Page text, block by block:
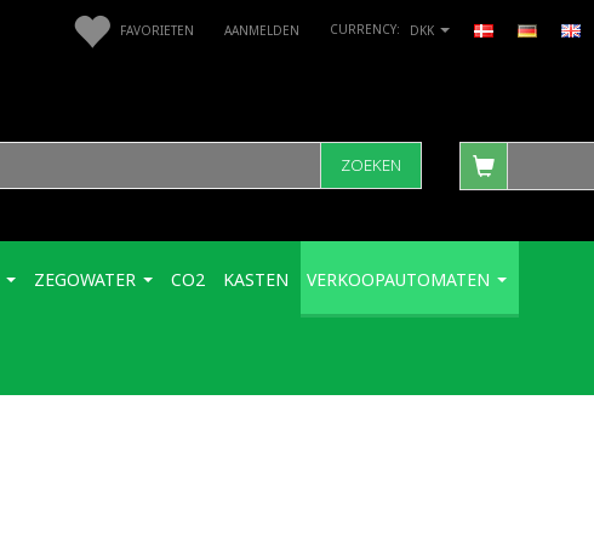
DKK
FAVORIETEN AANMELDEN
ZOEKEN
ZEGOWATER CO2 KASTEN VERKOOPAUTOMATEN